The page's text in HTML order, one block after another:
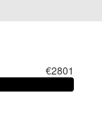
€2801